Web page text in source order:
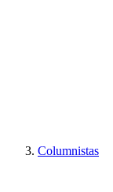
Columnistas